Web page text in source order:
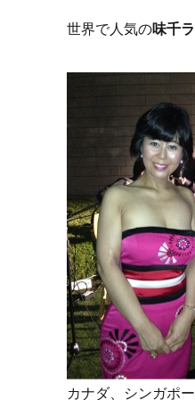
世界で人気の味千
カナダ、シンガポ